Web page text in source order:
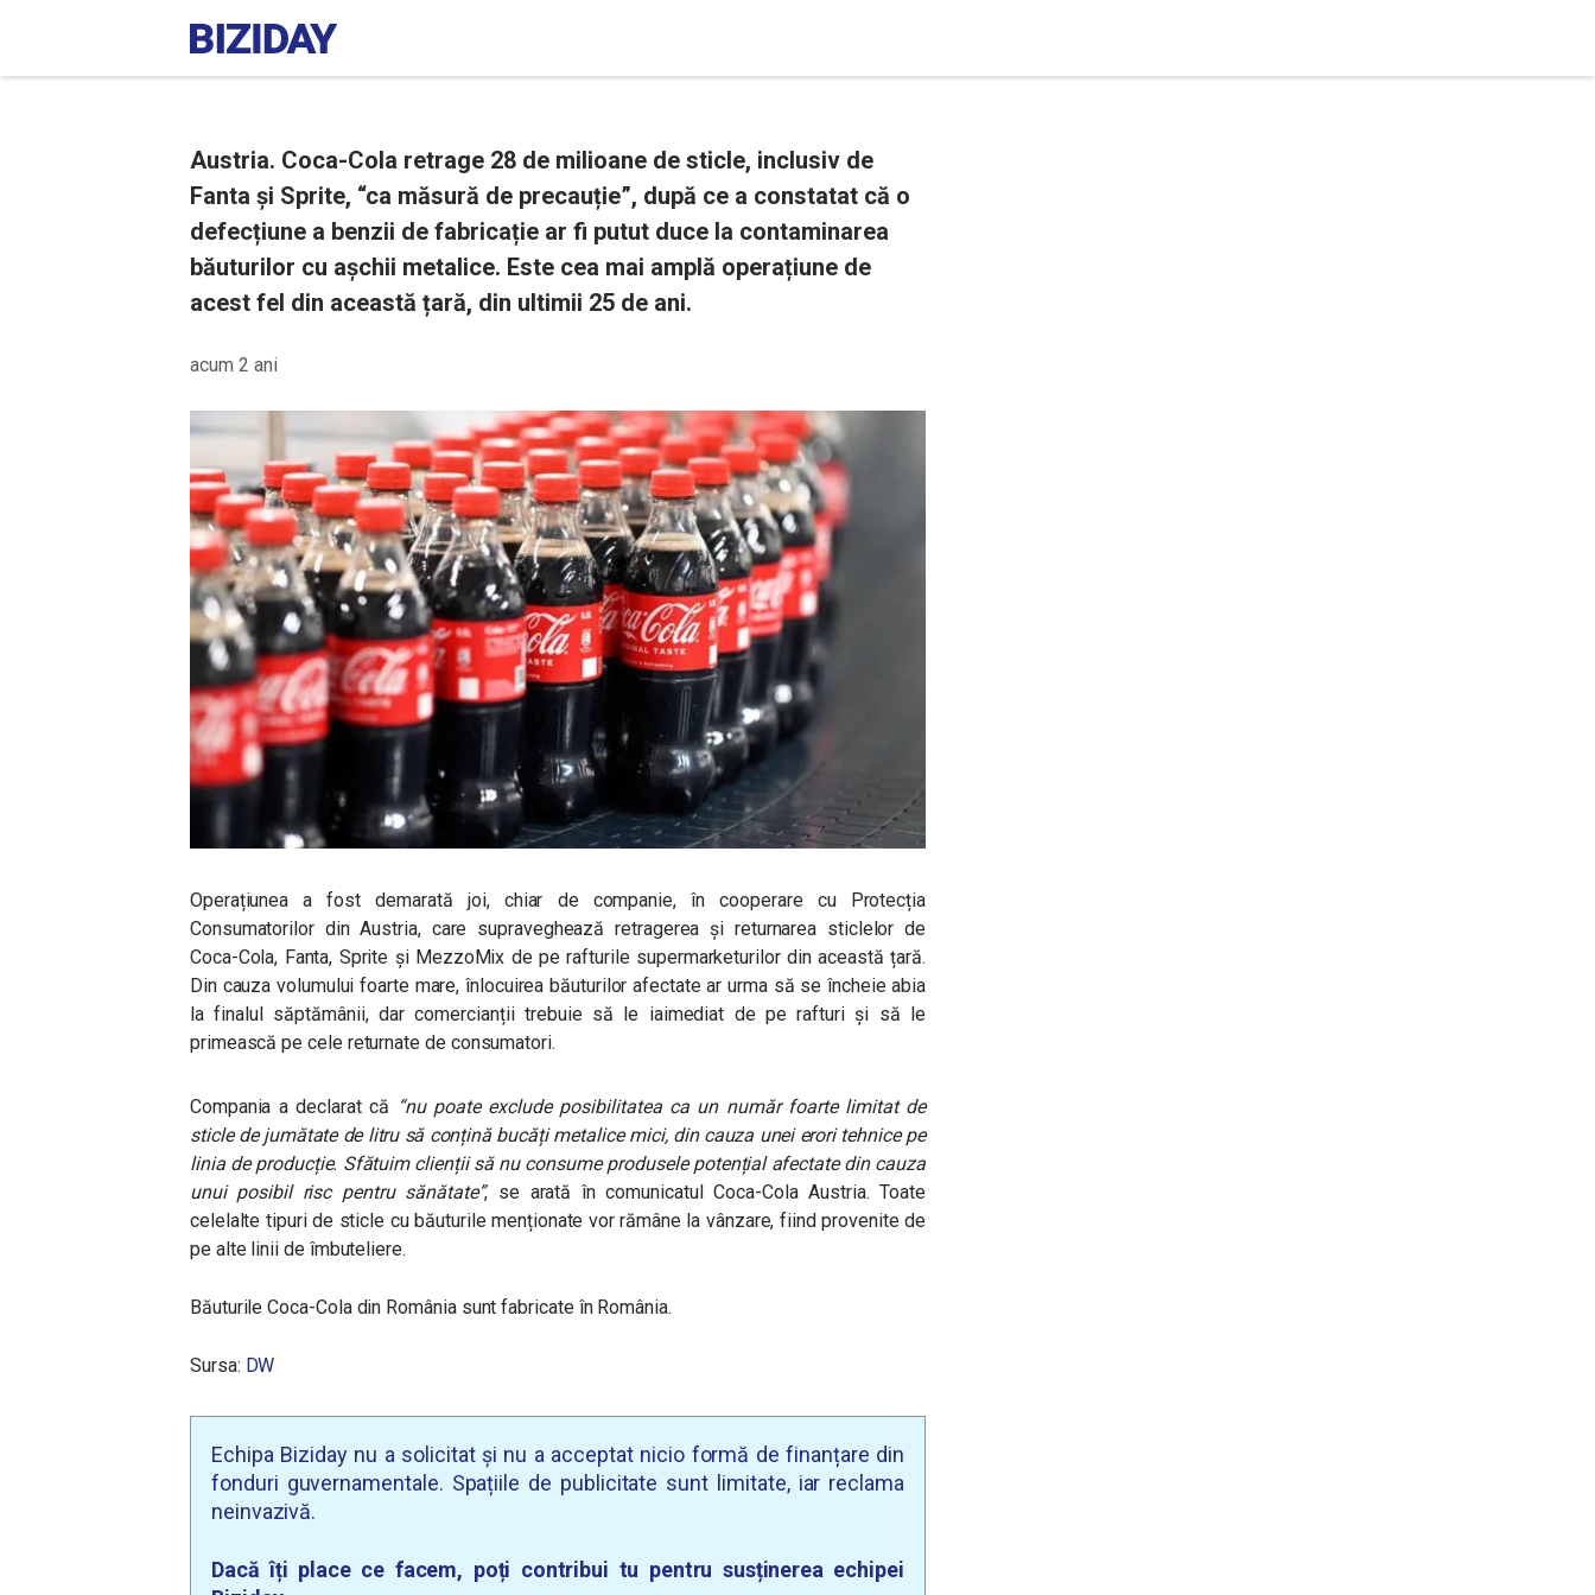
Austria. Coca-Cola retrage 28 de milioane de sticle, inclusiv de
Fanta și Sprite, “ca măsură de precauție”, după ce a constatat că o
defecțiune a benzii de fabricație ar fi putut duce la contaminarea
băuturilor cu așchii metalice. Este cea mai amplă operațiune de
acest fel din această țară, din ultimii 25 de ani.
acum 2 ani
Operațiunea a fost demarată joi, chiar de companie, în cooperare cu Protecția
Consumatorilor din Austria, care supraveghează retragerea și returnarea sticlelor de
Coca-Cola, Fanta, Sprite și MezzoMix de pe rafturile supermarketurilor din această țară.
Din cauza volumului foarte mare, înlocuirea băuturilor afectate ar urma să se încheie abia
la finalul săptămânii, dar comercianții trebuie să le iaimediat de pe rafturi și să le
primească pe cele returnate de consumatori.
Compania a declarat că “nu poate exclude posibilitatea ca un număr foarte limitat de
sticle de jumătate de litru să conțină bucăți metalice mici, din cauza unei erori tehnice pe
linia de producție. Sfătuim clienții să nu consume produsele potențial afectate din cauza
unui posibil risc pentru sănătate”, se arată în comunicatul Coca-Cola Austria. Toate
celelalte tipuri de sticle cu băuturile menționate vor rămâne la vânzare, fiind provenite de
pe alte linii de îmbuteliere.
Băuturile Coca-Cola din România sunt fabricate în România.
Sursa: DW
Echipa Biziday nu a solicitat și nu a acceptat nicio formă de finanțare din
fonduri guvernamentale. Spațiile de publicitate sunt limitate, iar reclama
neinvazivă.
Dacă îți place ce facem, poți contribui tu pentru susținerea echipei